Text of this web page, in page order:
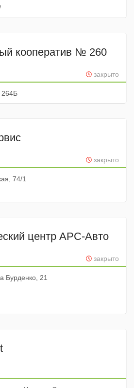
кооператив № 260
закрыто
264Б
закрыто
74/1
центр АРС-Авто
закрыто
Бурденко, 21